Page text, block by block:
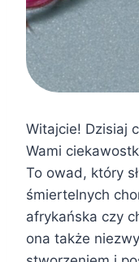
Witajcie! Dzisiaj
Wami
To owad, który
śmiertelnych
afrykańska czy
ona także